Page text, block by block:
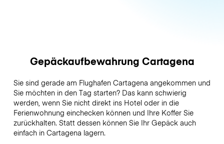
Gepäckaufbewahrung Cartagena
Sie sind gerade am Flughafen Cartagena angekommen und
Sie möchten in den Tag starten? Das kann schwierig
werden, wenn Sie nicht direkt ins Hotel oder in die
Ferienwohnung einchecken können und Ihre Koffer Sie
zurückhalten. Statt dessen können Sie Ihr Gepäck auch
einfach in Cartagena lagern.